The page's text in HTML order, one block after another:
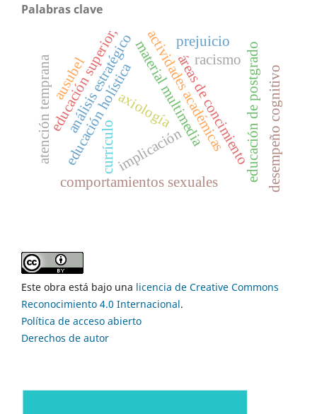
Palabras clave
currículoimplicación
axiología
material multimedia
comportamientos sexuales
educación holística
análisis estratégicoactividades académicas
educación superior, áreas de concimientoeducación de postgrado
atención temprana desempeño cognitivo
racismo
prejuicio
ausubel
Este obra está bajo una licencia de Creative Commons
Reconocimiento 4.0 Internacional.
Política de acceso abierto
Derechos de autor